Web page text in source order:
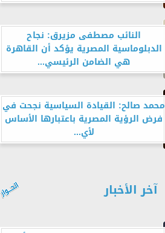
النائب مصطفى مزيرق: نجاح
الدبلوماسية المصرية يؤكد أن القاهرة
هي الضامن الرئيسي...
محمد صالح: القيادة السياسية نجحت في
فرض الرؤية المصرية باعتبارها الأساس
لأي...
آخر الأخبار